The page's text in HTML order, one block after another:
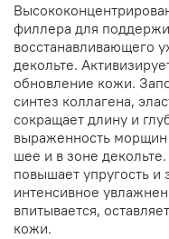
филлера для
восстанавливающего
декольте.
обновление кожи.
синтез коллагена,
сокращает длину и
выраженность морщин
шее и в зоне
повышает упругость и
интенсивное
впитывается,
кожи.